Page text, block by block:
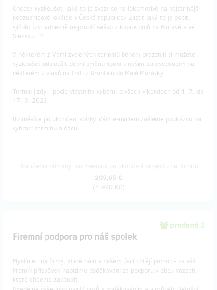
Chcete vyzkoušet, jaké to je svézt se na lokomotivě na nejstrmější
neozubnicové lokálce v České republice? Zjistit jaký to je pocit,
sjíždět tzv. adhezně nejprudší sešup z kopce dolů na Moravě a ve
Slezsku...?
V některém z Vámi zvolených termínů během prázdnin si můžete
vyzkoušet odsloužit denní směnu spolu s našim strojvedoucím na
některém z vlaků na trati z Bruntálu do Malé Morávky.
Termín jízdy - podle vlastního výběru, o všech víkendech od 1. 7. do
17. 9. 2023.
Do měsíce po ukončení sbírky Vám e-mailem zašleme poukázku na
vybraní termínu a času.
205,65 €
(4 990 Kč)
predané 2
Firemní podpora pro náš spolek
Myslíme i na firmy, které nám v našem úsilí chtějí pomoci- za váš
firemní příspěvek nabízíme poděkování za podporu v obou vozech,
které chceme zakoupit.